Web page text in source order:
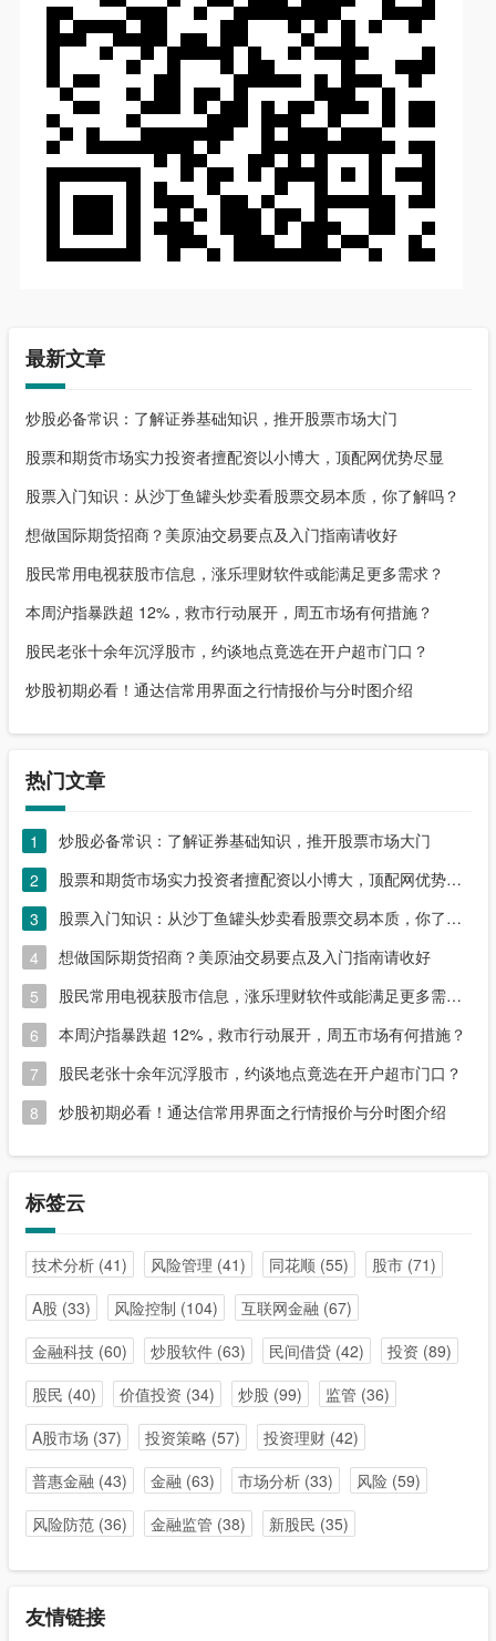
最新文章
炒股必备常识：了解证券基础知识，推开股票市场大门
股票和期货市场实力投资者擅配资以小博大，顶配网优势尽显
股票入门知识：从沙丁鱼罐头炒卖看股票交易本质，你了解吗？
想做国际期货招商？美原油交易要点及入门指南请收好
股民常用电视获股市信息，涨乐理财软件或能满足更多需求？
本周沪指暴跌超 12%，救市行动展开，周五市场有何措施？
股民老张十余年沉浮股市，约谈地点竟选在开户超市门口？
炒股初期必看！通达信常用界面之行情报价与分时图介绍
热门文章
1
炒股必备常识：了解证券基础知识，推开股票市场大门
2
股票和期货市场实力投资者擅配资以小博大，顶配网优势尽显
3
股票入门知识：从沙丁鱼罐头炒卖看股票交易本质，你了解吗？
4
想做国际期货招商？美原油交易要点及入门指南请收好
5
股民常用电视获股市信息，涨乐理财软件或能满足更多需求？
6
本周沪指暴跌超 12%，救市行动展开，周五市场有何措施？
7
股民老张十余年沉浮股市，约谈地点竟选在开户超市门口？
8
炒股初期必看！通达信常用界面之行情报价与分时图介绍
标签云
技术分析(41) 风险管理 (41) 同花顺(55) 股市(71)
A股 (33) 风险控制 (104) 互联网金融 (67)
金融科技(60) 炒股软件(63) 民间借贷(42) 投资 (89)
股民 (40) 价值投资 (34) 炒股 (99) 监管 (36)
A股市场 (37) 投资策略 (57) 投资理财(42)
普惠金融 (43) 金融 (63) 市场分析(33) 风险(59)
风险防范(36) 金融监管 (38) 新股民 (35)
友情链接